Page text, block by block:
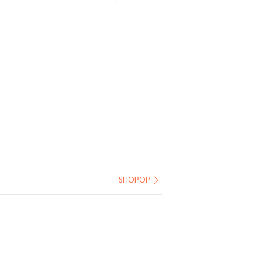
SHOPOP